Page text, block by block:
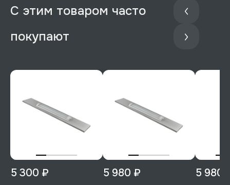
С этим товаром часто
покупают
5 300 ₽ 5 980 ₽ 5 980